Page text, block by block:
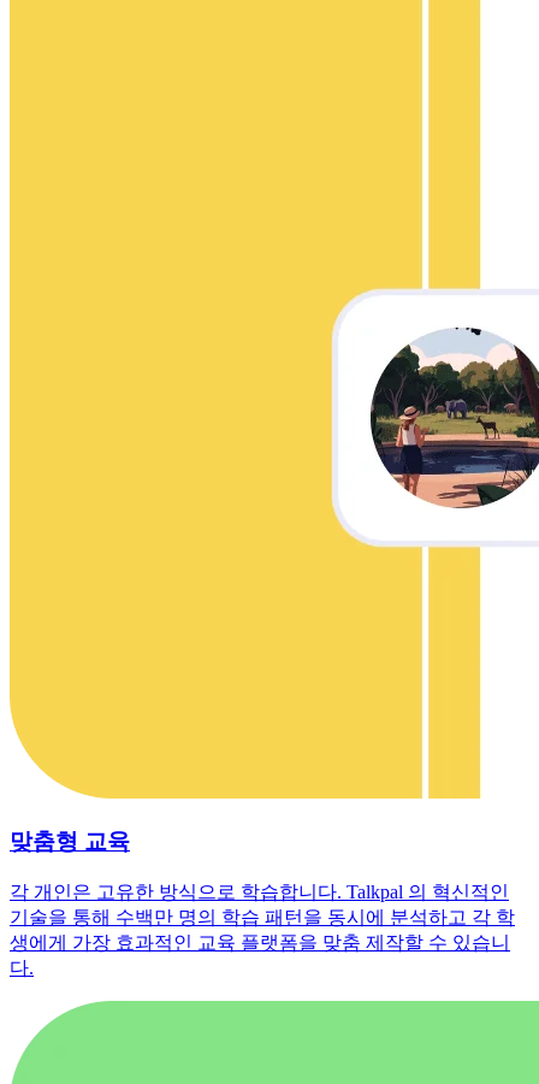
맞춤형 교육
각 개인은 고유한 방식으로 학습합니다. Talkpal 의 혁신적인
기술을 통해 수백만 명의 학습 패턴을 동시에 분석하고 각 학
생에게 가장 효과적인 교육 플랫폼을 맞춤 제작할 수 있습니
다.